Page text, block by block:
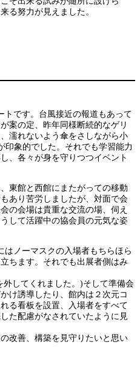
る努力が見えました。
トです。台風接近の報道もあって
案の定、昨年同様断続的なゲリ
濡れないよう傘をさしながら小
印象的でした。それでも学習能力
、各々が身を守りつつイベント
東館と西館にまたがっての移動
あり苦労しましたが、対面で会
の会場は貴重な交流の場、伺え
して活躍中の協会員の元気な姿
ノーマスクの入場者もちらほら
ちます。それでも出展者側はみ
してくれました。)そして準備会
け誘導したり、館内は２次元コ
る看板を設置、入場者をすべて
た配慮がなされていたように見
改善、構築を見守りたいと思い